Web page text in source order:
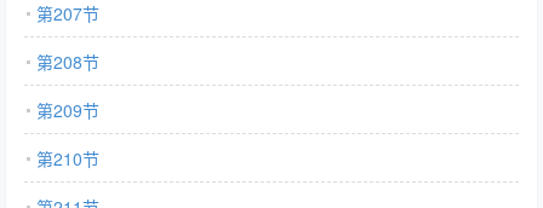
第207节
第208节
第209节
第210节